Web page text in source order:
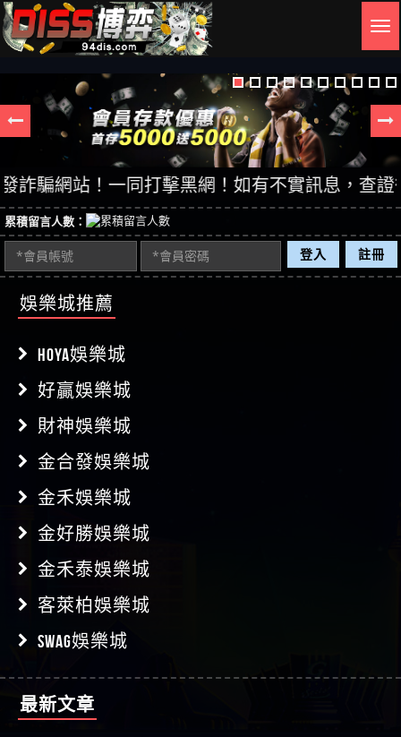
網站！一同打擊黑網！如有不實訊息，查證後立
累積留言人數：
登入 註冊
娛樂城推薦
HOYA娛樂城
好贏娛樂城
財神娛樂城
金合發娛樂城
金禾娛樂城
金好勝娛樂城
金禾泰娛樂城
客萊柏娛樂城
SWAG娛樂城
最新文章
【其他問題】用理性數據指路，開啟你的高回報